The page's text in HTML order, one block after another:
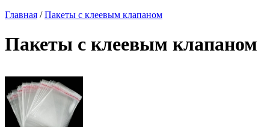
Главная /Пакеты с клеевым клапаном
Пакеты с клеевым клапаном